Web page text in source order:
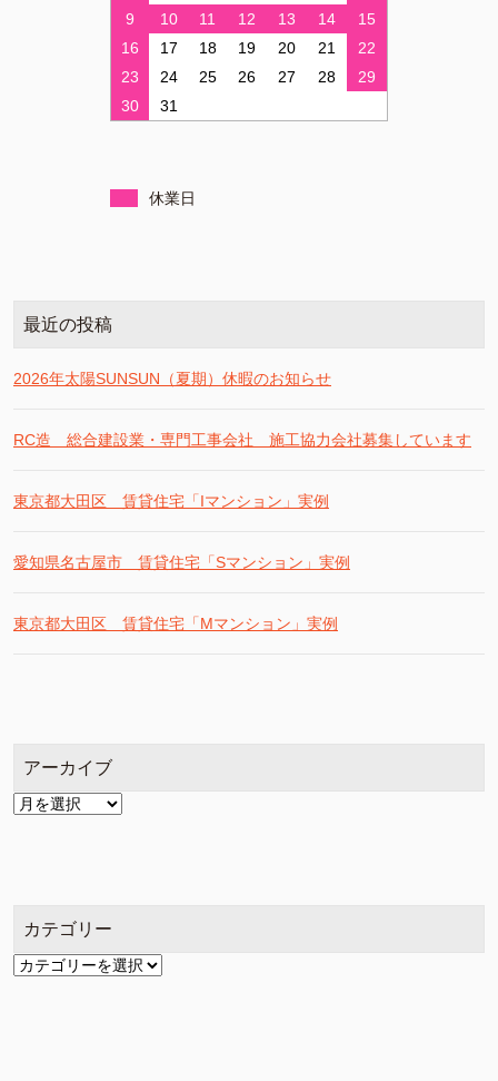
9
10 11 12 13 14
15
16
17 18 19 20 21
22
23
24 25 26 27 28
29
30
31
休業日
最近の投稿
2026年太陽SUNSUN（夏期）休暇のお知らせ
RC造 総合建設業・専門工事会社 施工協力会社募集しています
東京都大田区 賃貸住宅「Iマンション」実例
愛知県名古屋市 賃貸住宅「Sマンション」実例
東京都大田区 賃貸住宅「Mマンション」実例
アーカイブ
ア
カテゴリー
カ